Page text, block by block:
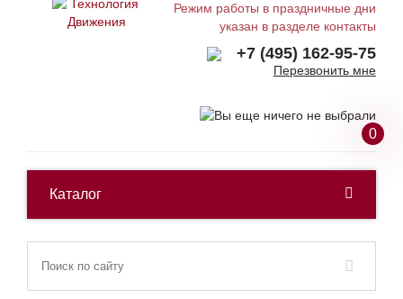
Режим работы в праздничные дни
указан в разделе контакты
+7 (495) 162-95-75
Перезвонить мне
0
Каталог